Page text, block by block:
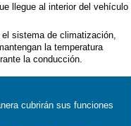
llegue al interior del vehículo
sistema de climatización,
la temperatura
la conducción.
cubrirán sus funciones